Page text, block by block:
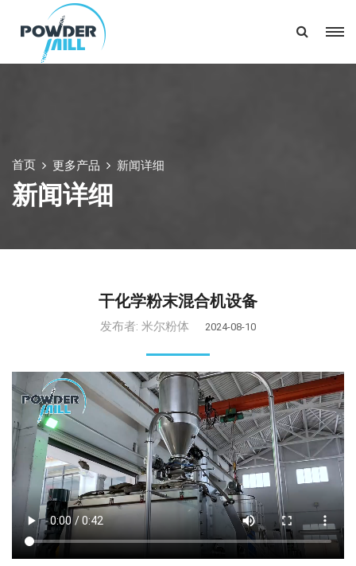
首页 更多产品 新闻详细
新闻详细
干化学粉末混合机设备
发布者: 米尔粉体 2024-08-10